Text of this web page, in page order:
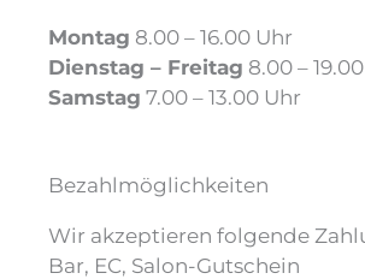
Montag 8.00 – 16.00 Uhr
Dienstag – Freitag 8.00 –
Samstag 7.00 – 13.00 Uhr
Bezahlmöglichkeiten
Wir akzeptieren folgende
Bar, EC, Salon-Gutschein